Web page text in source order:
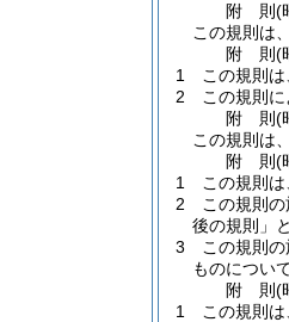
附 則(
この規則は
附 則(
1
この規則
2
この規則
附 則(
この規則は
附 則(
1
この規則は
2
この規則
後の規則」
3
この規則
ものについ
附 則(
1
この規則